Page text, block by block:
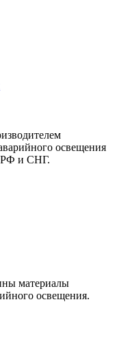
освещения
РФ и СНГ.
материалы
освещения.